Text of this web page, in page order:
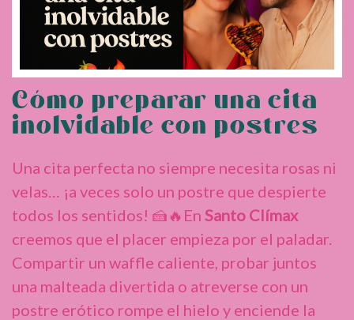
Cómo preparar una cita
inolvidable con postres
Una cita perfecta no siempre necesita rosas ni
velas… ¡a veces solo un postre que despierte
todos los sentidos! 🍰🔥En Santo Clímax
creemos que el placer empieza por el paladar.
Compartir un waffle caliente, probar juntos
una malteada divertida o atreverse con un
postre erótico rompe el hielo y enciende la